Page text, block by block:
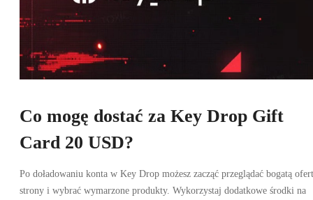
Co mogę dostać za Key Drop Gift
Card 20 USD?
Po doładowaniu konta w Key Drop możesz zacząć przeglądać bogatą
strony i wybrać wymarzone produkty. Wykorzystaj dodatkowe środki na